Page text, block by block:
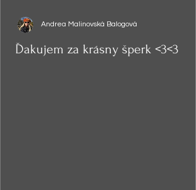
Ďakujem za krásny šperk <3<3
Andrea Malinovská Balogová